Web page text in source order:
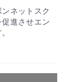
ネットスク
進させエン